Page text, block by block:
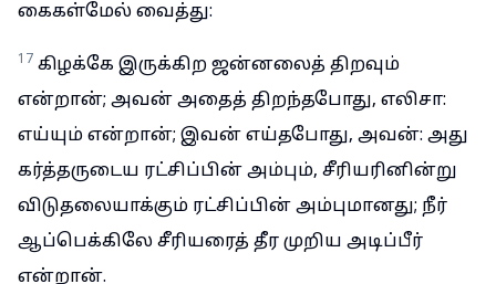
கைகள்மேல் வைத்து:
17 கிழக்கே இருக்கிற ஜன்னலைத் திறவும்
என்றான்; அவன் அதைத் திறந்தபோது, எலிசா:
எய்யும் என்றான்; இவன் எய்தபோது, அவன்: அது
கர்த்தருடைய ரட்சிப்பின் அம்பும், சீரியரினின்று
விடுதலையாக்கும் ரட்சிப்பின் அம்புமானது; நீர்
ஆப்பெக்கிலே சீரியரைத் தீர முறிய அடிப்பீர்
என்றான்.